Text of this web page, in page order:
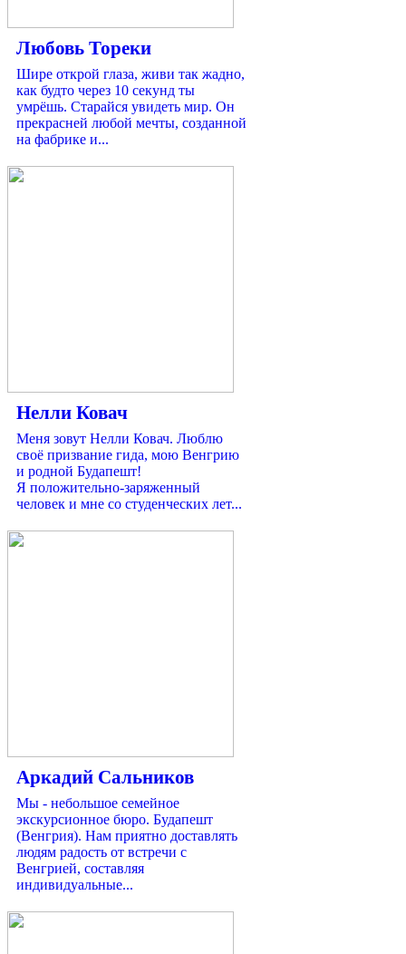
Любовь Тореки
Шире открой глаза, живи так жадно,
как будто через 10 секунд ты
умрёшь. Старайся увидеть мир. Он
прекрасней любой мечты, созданной
на фабрике и...
Нелли Ковач
Меня зовут Нелли Ковач. Люблю
своё призвание гида, мою Венгрию
и родной Будапешт!
Я положительно-заряженный
человек и мне со студенческих лет...
Аркадий Сальников
Мы - небольшое семейное
экскурсионное бюро. Будапешт
(Венгрия). Нам приятно доставлять
людям радость от встречи с
Венгрией, составляя
индивидуальные...